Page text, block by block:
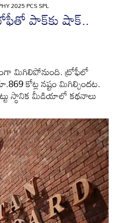
2025 PCS SPL
పాక్‌కు షాక్..
మిగిలిపోనుంది. ట్రోఫీలో
కోట్ల నష్టం మిగిల్చిందట.
స్థానిక మీడియాలో కథనాలు